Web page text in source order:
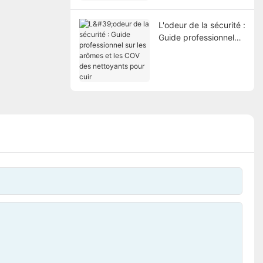
L'odeur de la sécurité :
Guide professionnel